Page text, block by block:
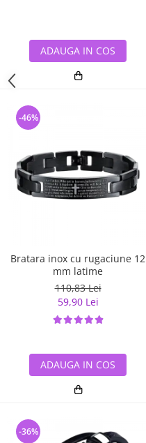
ADAUGA IN COS
Bratara inox cu rugaciune 12
mm latime
110,83 Lei
59,90 Lei
-46%
ADAUGA IN COS
-36%